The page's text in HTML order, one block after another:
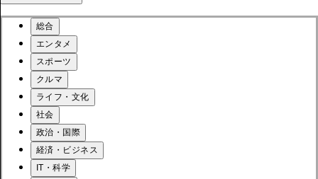
総合
エンタメ
スポーツ
クルマ
ライフ・文化
社会
政治・国際
経済・ビジネス
IT・科学